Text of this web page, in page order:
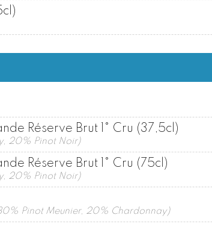
Réserve Brut 1° Cru (37,5cl)
20% Pinot Noir)
Réserve Brut 1° Cru (75cl)
20% Pinot Noir)
Pinot Meunier, 20% Chardonnay)